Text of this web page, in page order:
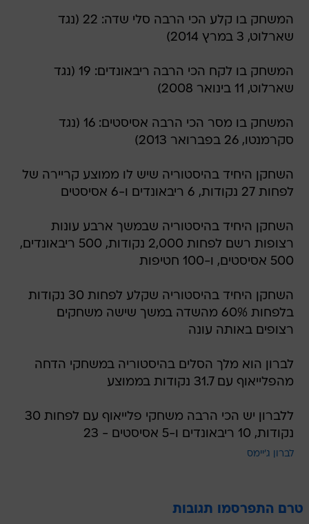
המשחק בו קלע הכי הרבה סלי שדה: 22 (נגד
שארלוט, 3 במרץ 2014)
המשחק בו לקח הכי הרבה ריבאונדים: 19 (נגד
שארלוט, 11 בינואר 2008)
המשחק בו מסר הכי הרבה אסיסטים: 16 (נגד
סקרמנטו, 26 בפברואר 2013)
השחקן היחיד בהיסטוריה שיש לו ממוצע קריירה של
לפחות 27 נקודות, 6 ריבאונדים ו-6 אסיסטים
השחקן היחיד בהיסטוריה שבמשך ארבע עונות
רצופות רשם לפחות 2,000 נקודות, 500 ריבאונדים,
500 אסיסטים, ו-100 חטיפות
השחקן היחיד בהיסטוריה שקלע לפחות 30 נקודות
בלפחות 60% מהשדה במשך שישה משחקים
רצופים באותה עונה
לברון הוא מלך הסלים בהיסטוריה במשחקי הדחה
מהפלייאוף עם 31.7 נקודות בממוצע
ללברון יש הכי הרבה משחקי פלייאוף עם לפחות 30
נקודות, 10 ריבאונדים ו-5 אסיסטים - 23
לברון ג'יימס
טרם התפרסמו תגובות